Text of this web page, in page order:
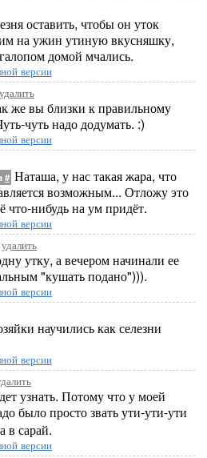
оставить, чтобы он уток
на ужин утиную вкусняшку,
домой мчались.
версии
удалить
же вы близки к правильному
чуть надо додумать. :)
версии
# Наташа, у нас такая жара, что
возможным... Отложу это
что-нибудь на ум придёт.
версии
удалить
утку, а вечером начинали ее
"кушать подано"))).
версии
научились как селезни
версии
узнать. Потому что у моей
было просто звать ути-ути-ути
в сарай.
версии